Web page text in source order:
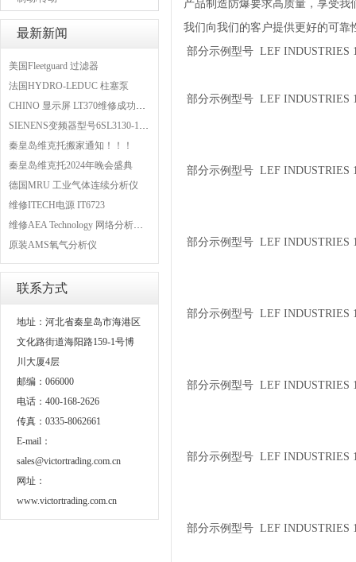
最新新闻
美国Fleetguard 过滤器
法国HYDRO-LEDUC 柱塞泵
CHINO 显示屏 LT370维修成功案例
SIENENS变频器型号6SL3130-1TE24-0AA0维修案例
秦皇岛维克托搬家通知！！！
秦皇岛维克托2024年晚会盛典
德国MRU 工业气体连续分析仪
维修ITECH电源 IT6723
维修AEA Technology 网络分析仪 6015-1010
原装AMS氧气分析仪
联系方式
地址：河北省秦皇岛市海港区
文化路街道海阳路159-1号博
川大厦4层
邮编：066000
电话：400-168-2626
传真：0335-8062661
E-mail：
sales@victortrading.com.cn
网址：
www.victortrading.com.cn
产品制造防爆要求高质量，享受我
我们向我们的客户提供更好的可
部分示例型号 LEF INDUSTRIES
部分示例型号 LEF INDUSTRIES
部分示例型号 LEF INDUSTRIES
部分示例型号 LEF INDUSTRIES
部分示例型号 LEF INDUSTRIES
部分示例型号 LEF INDUSTRIES
部分示例型号 LEF INDUSTRIES
部分示例型号 LEF INDUSTRIES